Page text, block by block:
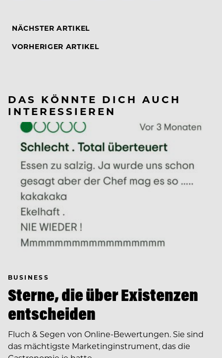
NÄCHSTER ARTIKEL
VORHERIGER ARTIKEL
DAS KÖNNTE DICH AUCH
INTERESSIEREN
BUSINESS
Sterne, die über Existenzen
entscheiden
Fluch & Segen von Online-Bewertungen. Sie sind
das mächtigste Marketinginstrument, das die